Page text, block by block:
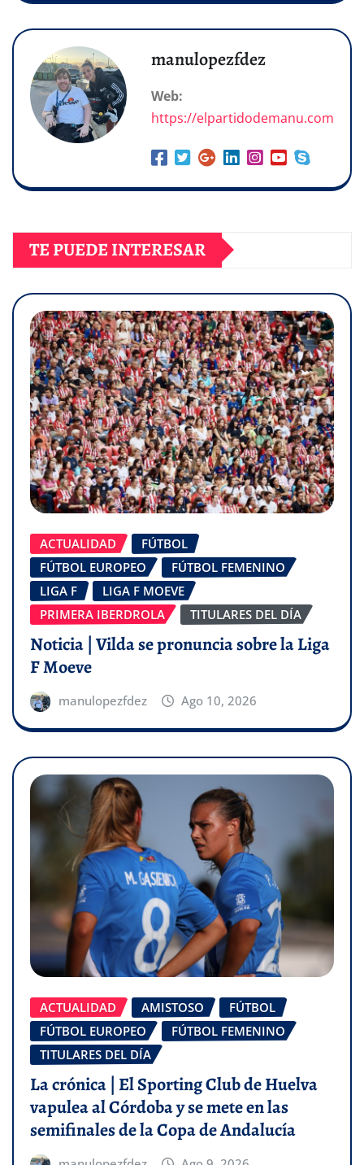
manulopezfdez
Web:
https://elpartidodemanu.com
TE PUEDE INTERESAR
ACTUALIDAD
FÚTBOL
FÚTBOL EUROPEO
FÚTBOL FEMENINO
LIGA F
LIGA F MOEVE
PRIMERA IBERDROLA
TITULARES DEL DÍA
Noticia | Vilda se pronuncia sobre la Liga
F Moeve
manulopezfdez Ago 10, 2026
ACTUALIDAD AMISTOSO
FÚTBOL
FÚTBOL EUROPEO
FÚTBOL FEMENINO
TITULARES DEL DÍA
La crónica | El Sporting Club de Huelva
vapulea al Córdoba y se mete en las
semifinales de la Copa de Andalucía